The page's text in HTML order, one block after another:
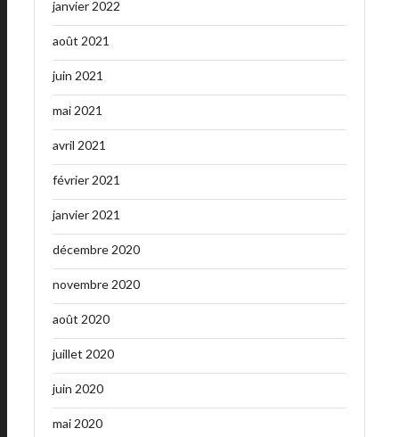
janvier 2022
août 2021
juin 2021
mai 2021
avril 2021
février 2021
janvier 2021
décembre 2020
novembre 2020
août 2020
juillet 2020
juin 2020
mai 2020